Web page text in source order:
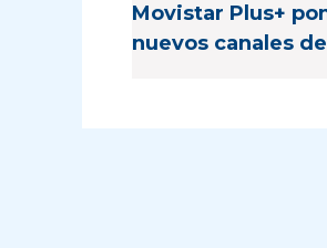
Movistar Plus+
nuevos canales